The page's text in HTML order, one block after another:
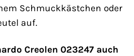
Schmuckkästchen oder
auf.
Creolen 023247 auch